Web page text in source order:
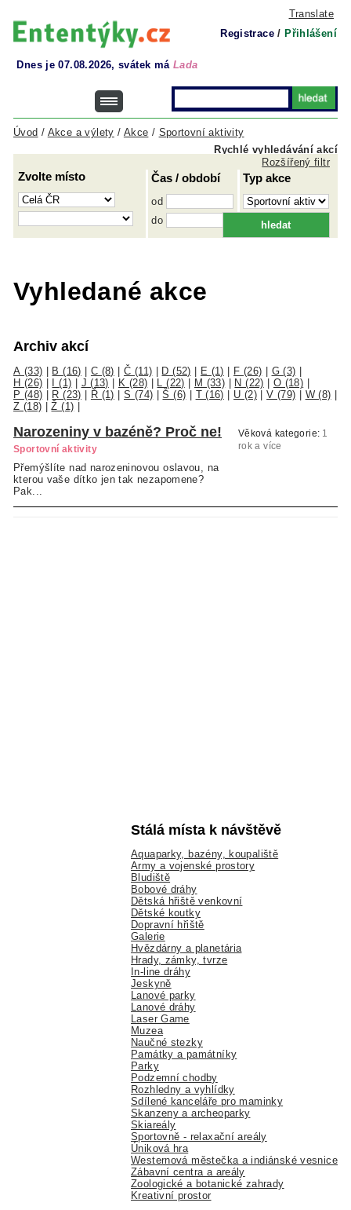
Translate
Registrace / Přihlášení
Dnes je 07.08.2026, svátek má Lada
Rychlé vyhledávání akcí
Úvod / Akce a výlety / Akce / Sportovní aktivity
Zvolte místo Čas / období
od
do
Typ akce
Rozšířený filtr
Vyhledané akce
Archiv akcí
A (33) B (16) C (8) |Č (11) D (52) E (1) F (26) G (3)
H (26)
I (1) J (13) K (28) L (22) M (33) N (22) O (18)
P (48)
R (23) Ř (1) |S (74) |Š (6) T (16) U (2)|V (79) W (8)
Z (18) |Ž (1)
Narozeniny v bazéně? Proč ne!
Sportovní aktivity
Přemýšlíte nad narozeninovou oslavou, na
kterou vaše dítko jen tak nezapomene?
Pak...
Věková kategorie: 1
rok a více
Stálá místa k návštěvě
Aquaparky, bazény, koupaliště
Army a vojenské prostory
Bludiště
Bobové dráhy
Dětská hřiště venkovní
Dětské koutky
Dopravní hřiště
Galerie
Hvězdárny a planetária
Hrady, zámky, tvrze
In-line dráhy
Jeskyně
Lanové parky
Lanové dráhy
Laser Game
Muzea
Naučné stezky
Památky a památníky
Parky
Podzemní chodby
Rozhledny a vyhlídky
Sdílené kanceláře pro maminky
Skanzeny a archeoparky
Skiareály
Sportovně - relaxační areály
Úniková hra
Westernová městečka a indiánské vesnice
Zábavní centra a areály
Zoologické a botanické zahrady
Kreativní prostor